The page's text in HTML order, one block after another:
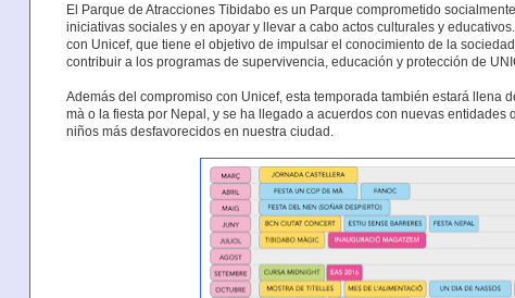
El Parque de Atracciones Tibidabo es un Parque comprometido
iniciativas sociales y en apoyar y llevar a cabo actos culturales y
con Unicef, que tiene el objetivo de impulsar el conocimiento de la
contribuir a los programas de supervivencia, educación y protección de
Además del compromiso con Unicef, esta temporada también estará llena
mà o la fiesta por Nepal, y se ha llegado a acuerdos con nuevas
niños más desfavorecidos en nuestra ciudad.